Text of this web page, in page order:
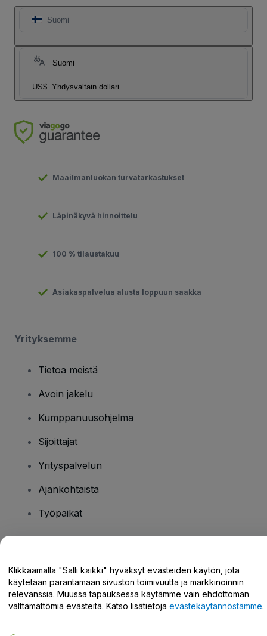
Suomi
Suomi
US$ Yhdysvaltain dollari
Maailmanluokan turvatarkastukset
Läpinäkyvä hinnoittelu
100 % tilaustakuu
Asiakaspalvelua alusta loppuun saakka
Yrityksemme
Tietoa meistä
Avoin jakelu
Kumppanuusohjelma
Sijoittajat
Yrityspalvelun
Ajankohtaista
Työpaikat
Tukikeskus / Ota meihin yhteyttä
Klikkaamalla "Salli kaikki" hyväksyt evästeiden käytön, jota
käytetään parantamaan sivuston toimivuutta ja markkinoinnin
relevanssia. Muussa tapauksessa käytämme vain ehdottoman
välttämättömiä evästeitä. Katso lisätietoja evästekäytännöstämme.